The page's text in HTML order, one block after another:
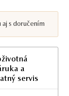
aj s doručením
a
servis